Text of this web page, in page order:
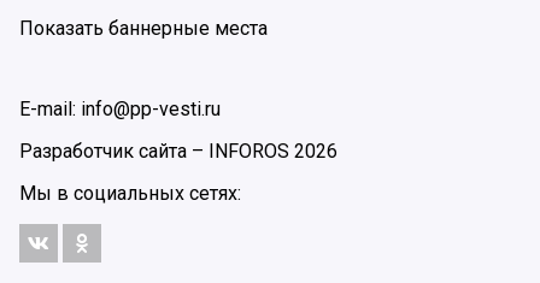
Показать баннерные места
E-mail: info@pp-vesti.ru
Разработчик сайта –
INFOROS 2026
Мы в социальных сетях: